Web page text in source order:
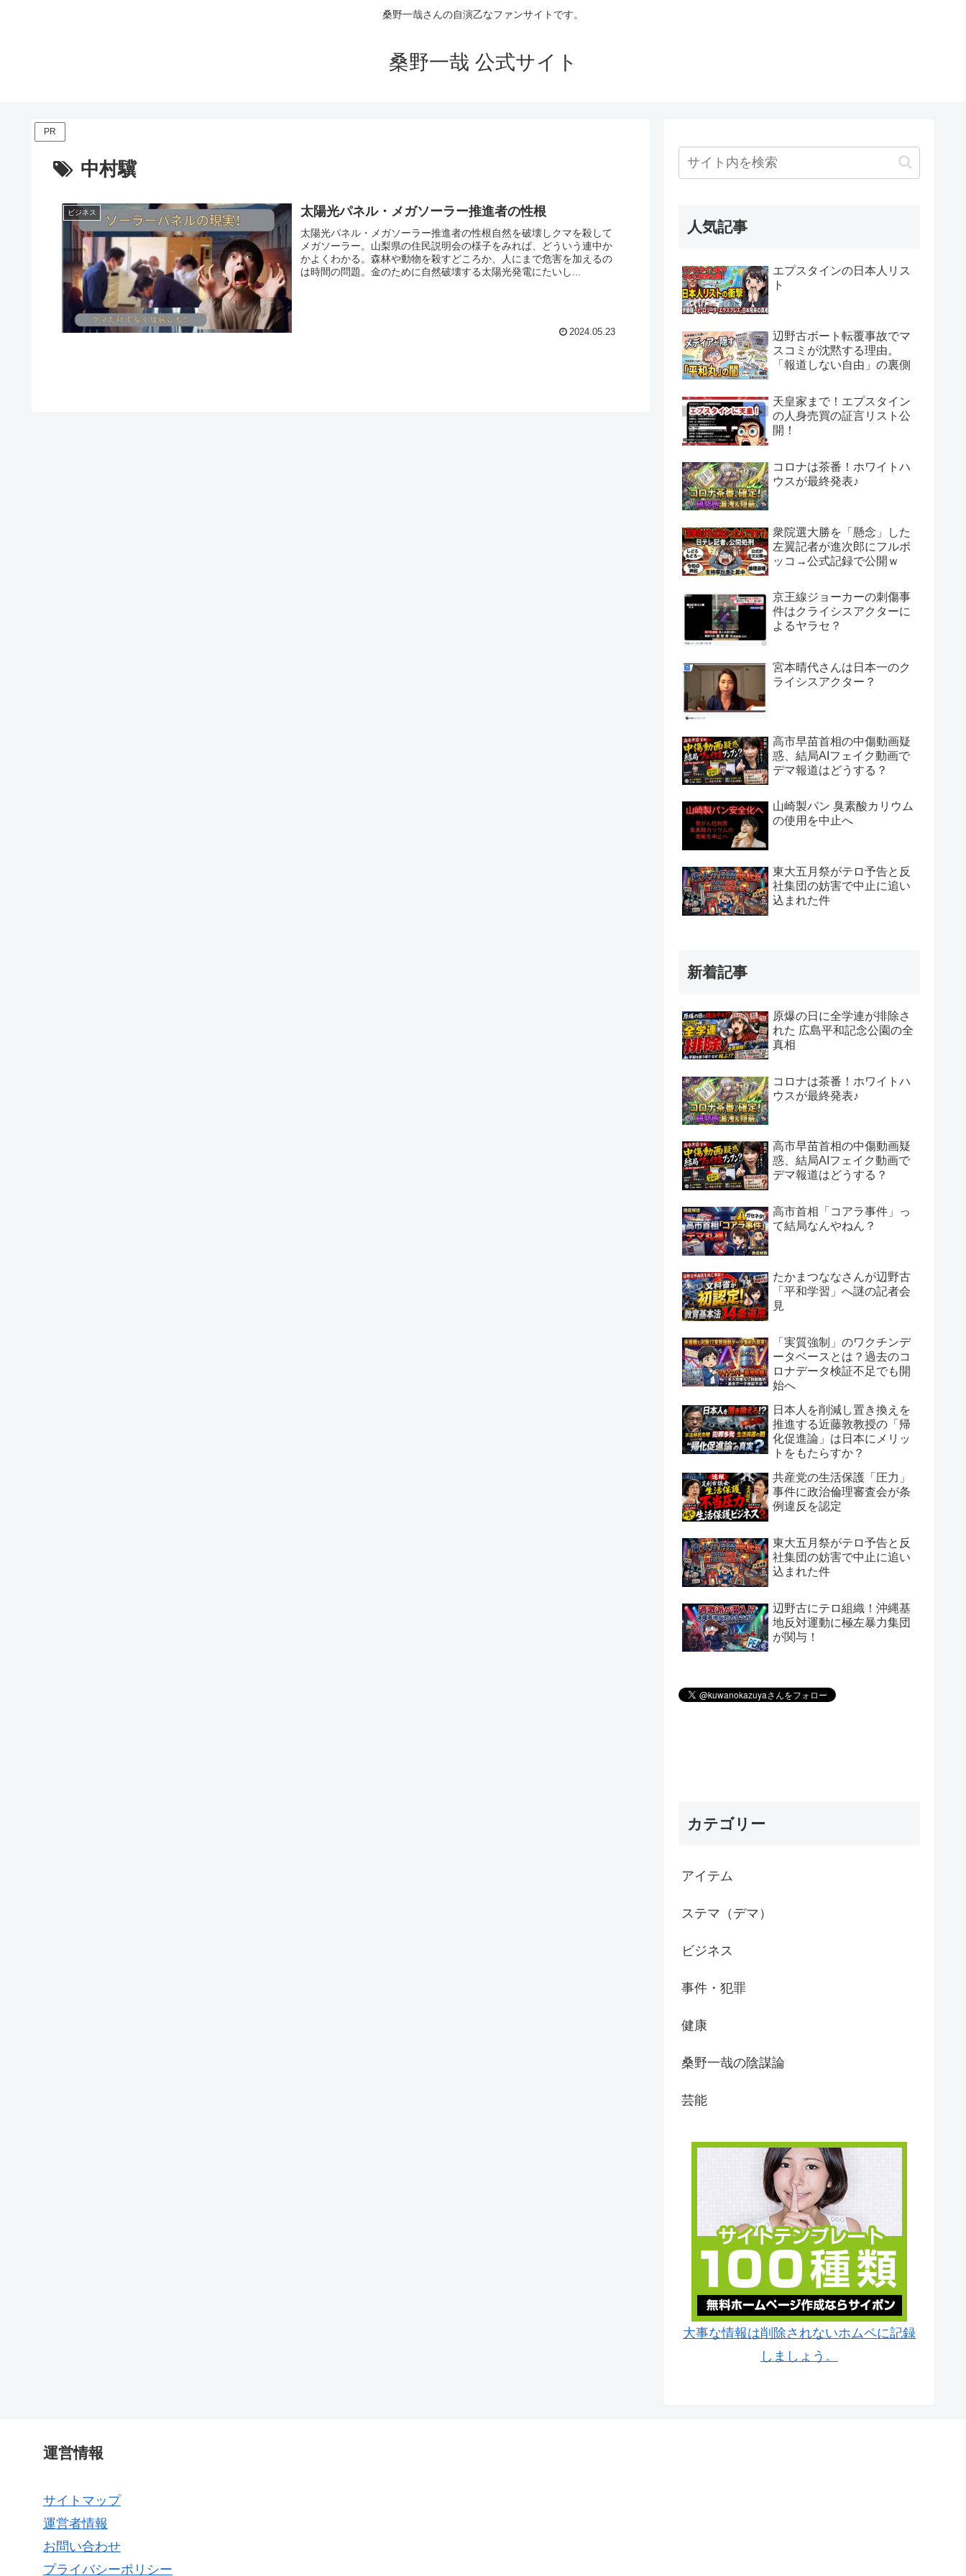
桑野一哉さんの自演乙なファンサイトです。
桑野一哉 公式サイト
PR
中村驥
ビジネス 太陽光パネル・メガソーラー推進者の性根
太陽光パネル・メガソーラー推進者の性根自然を破壊しクマを殺して
メガソーラー。山梨県の住民説明会の様子をみれば、どういう連中か
かよくわかる。森林や動物を殺すどころか、人にまで危害を加えるの
は時間の問題。金のために自然破壊する太陽光発電にたいし...
2024.05.23
人気記事
エプスタインの日本人リス
ト
辺野古ボート転覆事故でマ
スコミが沈黙する理由。
「報道しない自由」の裏側
天皇家まで！エプスタイン
の人身売買の証言リスト公
開！
コロナは茶番！ホワイトハ
ウスが最終発表♪
衆院選大勝を「懸念」した
左翼記者が進次郎にフルボ
ッコ→公式記録で公開ｗ
京王線ジョーカーの刺傷事
件はクライシスアクターに
よるヤラセ？
宮本晴代さんは日本一のク
ライシスアクター？
高市早苗首相の中傷動画疑
惑、結局AIフェイク動画で
デマ報道はどうする？
山崎製パン 臭素酸カリウム
の使用を中止へ
東大五月祭がテロ予告と反
社集団の妨害で中止に追い
込まれた件
新着記事
原爆の日に全学連が排除さ
れた 広島平和記念公園の全
真相
コロナは茶番！ホワイトハ
ウスが最終発表♪
高市早苗首相の中傷動画疑
惑、結局AIフェイク動画で
デマ報道はどうする？
高市首相「コアラ事件」っ
て結局なんやねん？
たかまつななさんが辺野古
「平和学習」へ謎の記者会
見
「実質強制」のワクチンデ
ータベースとは？過去のコ
ロナデータ検証不足でも開
始へ
日本人を削減し置き換えを
推進する近藤敦教授の「帰
化促進論」は日本にメリッ
トをもたらすか？
共産党の生活保護「圧力」
事件に政治倫理審査会が条
例違反を認定
東大五月祭がテロ予告と反
社集団の妨害で中止に追い
込まれた件
辺野古にテロ組織！沖縄基
地反対運動に極左暴力集団
が関与！
カテゴリー
アイテム
ステマ（デマ）
ビジネス
事件・犯罪
健康
桑野一哉の陰謀論
芸能
大事な情報は削除されないホムペに記録
しましょう。
運営情報
サイトマップ
運営者情報
お問い合わせ
プライバシーポリシー